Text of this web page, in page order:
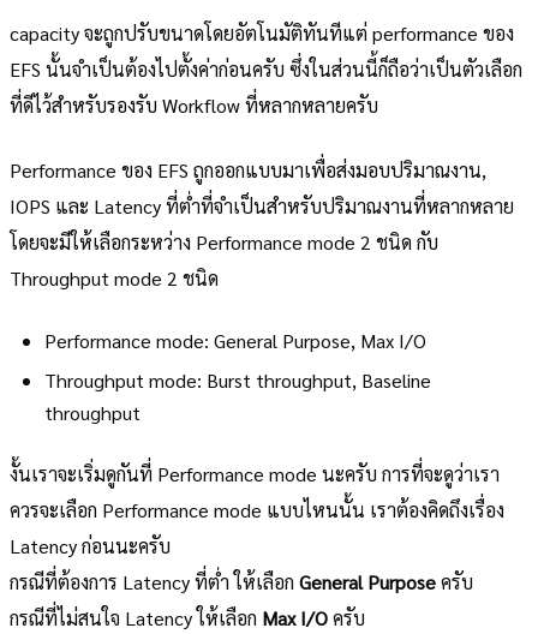
capacity จะถูกปรับขนาดโดยอัตโนมัติทันทีแต่ performance ของ
EFS นั้นจำเป็นต้องไปตั้งค่าก่อนครับ ซึ่งในส่วนนี้ก็ถือว่าเป็นตัวเลือก
ที่ดีไว้สำหรับรองรับ Workflow ที่หลากหลายครับ
Performance ของ EFS ถูกออกแบบมาเพื่อส่งมอบปริมาณงาน,
IOPS และ Latency ที่ต่ำที่จำเป็นสำหรับปริมาณงานที่หลากหลาย
โดยจะมีให้เลือกระหว่าง Performance mode 2 ชนิด กับ
Throughput mode 2 ชนิด
Performance mode: General Purpose, Max I/O
Throughput mode: Burst throughput, Baseline
throughput
งั้นเราจะเริ่มดูกันที่ Performance mode นะครับ การที่จะดูว่าเรา
ควรจะเลือก Performance mode แบบไหนนั้น เราต้องคิดถึงเรื่อง
Latency ก่อนนะครับ
กรณีที่ต้องการ Latency ที่ต่ำ ให้เลือก General Purposeครับ
กรณีที่ไม่สนใจ Latency ให้เลือก Max I/Oครับ